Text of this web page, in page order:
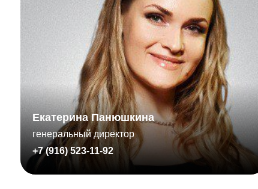
Екатерина Панюшкина
генеральный директор
+7 (916) 523-11-92